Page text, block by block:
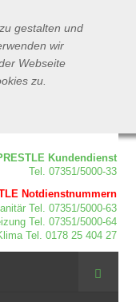
gestalten und
wir
Webseite
zu.
Kundendienst
Tel. 07351/5000-33
Notdienstnummern
Tel. 07351/5000-63
Tel. 07351/5000-64
Tel. 0178 25 404 27
Suche